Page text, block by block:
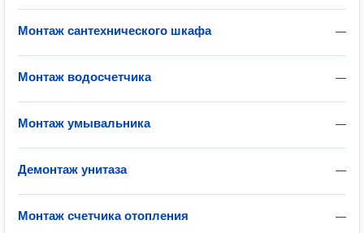
—
Монтаж сантехнического шкафа
—
Монтаж водосчетчика
—
Монтаж умывальника
—
Демонтаж унитаза
—
Монтаж счетчика отопления